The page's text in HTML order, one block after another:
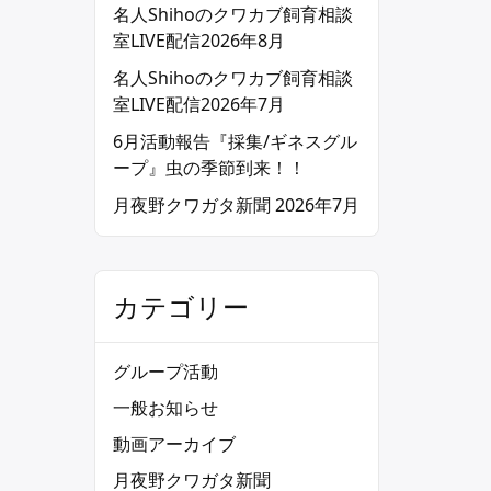
名人Shihoのクワカブ飼育相談
室LIVE配信2026年8月
名人Shihoのクワカブ飼育相談
室LIVE配信2026年7月
6月活動報告『採集/ギネスグル
ープ』虫の季節到来！！
月夜野クワガタ新聞 2026年7月
カテゴリー
グループ活動
一般お知らせ
動画アーカイブ
月夜野クワガタ新聞